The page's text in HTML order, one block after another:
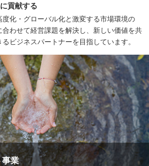
貢献する
化・グローバル化と激変する市場環境の
わせて経営課題を解決し、新しい価値を共
ビジネスパートナーを目指しています。
事業